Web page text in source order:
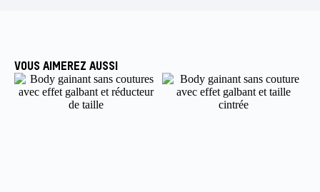
VOUS AIMEREZ AUSSI